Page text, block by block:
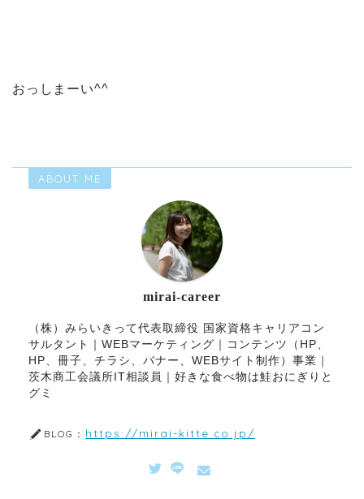
おっしまーい^^
ABOUT ME
mirai-career
（株）みらいきって代表取締役 国家資格キャリアコン
サルタント｜WEBマーケティング｜コンテンツ（HP、
HP、冊子、チラシ、バナー、WEBサイト制作）事業｜
茨木商工会議所IT相談員｜好きな食べ物は鮭おにぎりと
グミ
BLOG： https://mirai-kitte.co.jp/